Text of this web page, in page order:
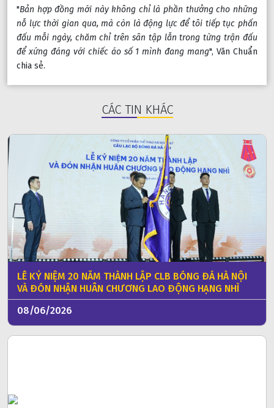
"Bản hợp đồng mới này không chỉ là phần thưởng cho những
nỗ lực thời gian qua, mà còn là động lực để tôi tiếp tục phấn
đấu mỗi ngày, chăm chỉ trên sân tập lẫn trong từng trận đấu
để xứng đáng với chiếc áo số 1 mình đang mang", Văn Chuẩn
chia sẻ.
CÁC TIN KHÁC
LỄ KỶ NIỆM 20 NĂM THÀNH LẬP CLB BÓNG ĐÁ HÀ NỘI
VÀ ĐÓN NHẬN HUÂN CHƯƠNG LAO ĐỘNG HẠNG NHÌ
08/06/2026